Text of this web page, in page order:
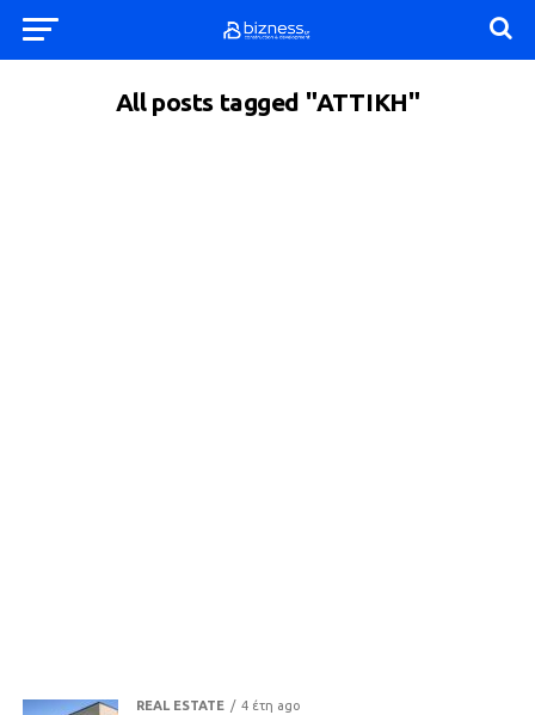
All posts tagged "ΑΤΤΙΚΗ"
REAL ESTATE 4 έτη ago